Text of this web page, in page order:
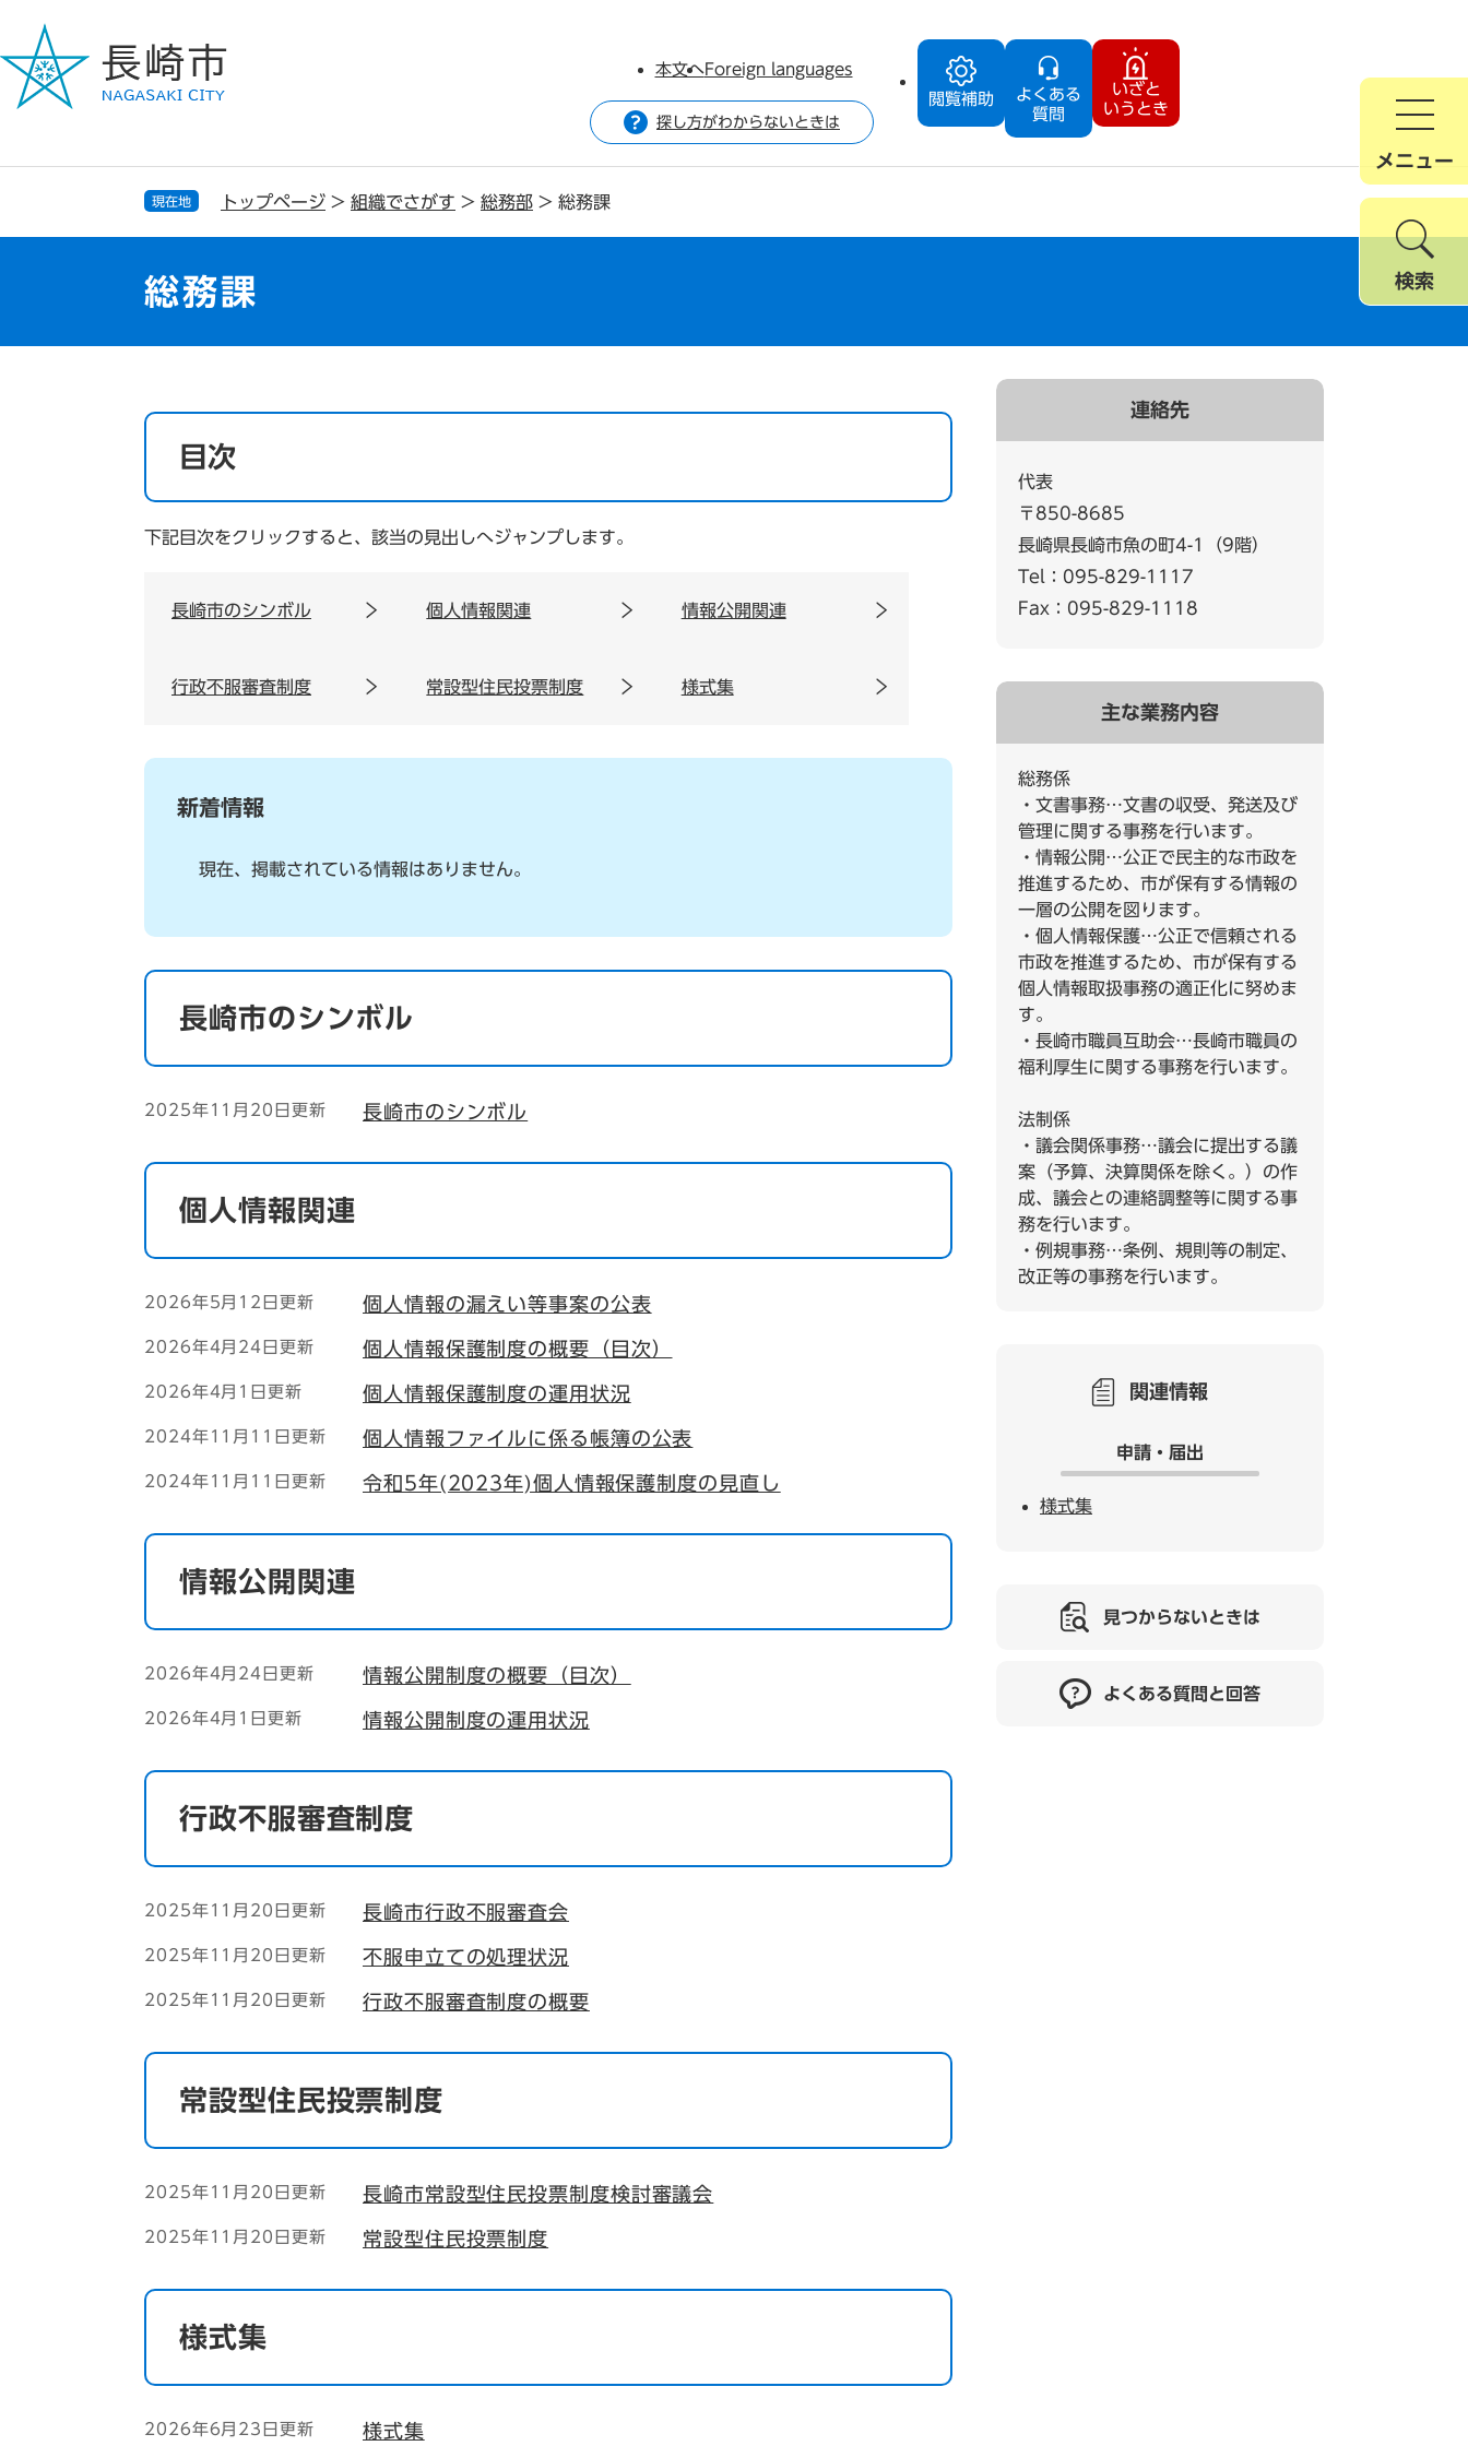
ジ
で
ュ
ば
閲覧補助
よくある
質問
いざと
いうとき
本文へForeign languages
探し方がわからないときは
メニュー
検索
現在地 トップページ > 組織でさがす > 総務部 > 総務課
総務課
文
目次
下記目次をクリックすると、該当の見出しへジャンプします。
長崎市のシンボル 個人情報関連 情報公開関連
行政不服審査制度 常設型住民投票制度 様式集
新着情報
現在、掲載されている情報はありません。
長崎市のシンボル
2025年11月20日更新 長崎市のシンボル
個人情報関連
2026年5月12日更新 個人情報の漏えい等事案の公表
2026年4月24日更新 個人情報保護制度の概要（目次）
2026年4月1日更新 個人情報保護制度の運用状況
2024年11月11日更新 個人情報ファイルに係る帳簿の公表
2024年11月11日更新 令和5年(2023年)個人情報保護制度の見直し
情報公開関連
2026年4月24日更新 情報公開制度の概要（目次）
2026年4月1日更新 情報公開制度の運用状況
行政不服審査制度
2025年11月20日更新 長崎市行政不服審査会
2025年11月20日更新 不服申立ての処理状況
2025年11月20日更新 行政不服審査制度の概要
常設型住民投票制度
2025年11月20日更新 長崎市常設型住民投票制度検討審議会
2025年11月20日更新 常設型住民投票制度
様式集
2026年6月23日更新 様式集
連絡先
代表
〒850-8685
長崎県長崎市魚の町4-1（9階）
Tel：095-829-1117
Fax：095-829-1118
主な業務内容
総務係
・文書事務…文書の収受、発送及び
管理に関する事務を行います。
・情報公開…公正で民主的な市政を
推進するため、市が保有する情報の
一層の公開を図ります。
・個人情報保護…公正で信頼される
市政を推進するため、市が保有する
個人情報取扱事務の適正化に努めま
す。
・長崎市職員互助会…長崎市職員の
福利厚生に関する事務を行います。
法制係
・議会関係事務…議会に提出する議
案（予算、決算関係を除く。）の作
成、議会との連絡調整等に関する事
務を行います。
・例規事務…条例、規則等の制定、
改正等の事務を行います。
関連情報
申請・届出
様式集
見つからないときは
よくある質問と回答